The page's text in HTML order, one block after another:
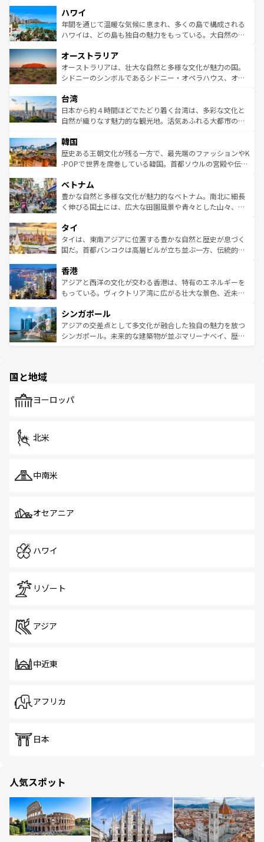
ば市内交通費無料で観光を楽しむこともできる。 なお、新
着のスイス情報はコンテンツ一覧 を参照してほしい。
のような巨大都市は、観光、ショッピング、エンターテイ
ンメントが詰まった刺激的なスポットだ。一方、アメリカ
西部には大自然が広がり、グランドキャニオンやイエロー
部のニューオーリンズでは、音楽と美食が融合した独特の
文化が魅力。旅行者はアメリカの各地域で異なる魅力を楽
しみながら、その多様性と豊かな歴史を感じることができ
ならではの贅沢な旅のスタイルだ。 なお、新着のアメリカ
情報はコンテンツ一覧を参照してほしい。
ハワイ
年間を通じて温暖な気候に恵まれ、多くの島で構成される
ハワイは、どの島も独自の魅力をもっている。大自然の神
ワイ島は見逃せない。また、定番の観光地といえばオアフ
島だが、静かな自然を求めるならマウイ島やカウアイ島が
おすすめ。エメラルドグリーンに輝く海をはじめ、豊かな
れるおもてなしの心で訪れる人々を迎えてくれるハワイの
人々、おいしいローカルフードやハワイアンミュージッ
ク、伝統的なフラダンスなど、すべてがハワイの魅力を彩
ワイを、存分に味わってほしい。 なお、新着のハワイ情報
はコンテンツ一覧を参照してほしい。
オーストラリア
オーストラリアは、壮大な自然と多様な文化が魅力の国。
シドニーのシンボルであるシドニー・オペラハウス、オー
リアリーフや大陸中央部にそびえるウルル（エアーズロッ
ク）、タスマニアの美しい原生林やケアンズの熱帯雨林な
ど、見どころがたくさん。また、カフェやワイン、オージ
いる。アクティビティも充実しており、サーフィンやダイ
ビング、ハイキングなど、アウトドア好きにはたまらな
い。オーストラリアの多彩な魅力を存分に味わいつくそ
参照してほしい。
台湾
日本から約４時間ほどでたどり着く台湾は、多彩な文化と
自然が織りなす魅力的な観光地。活気あふれる大都市の台
ン）、静ひつな山岳地帯である台湾東部など、都市の喧騒
と山間の静けさが共存しており、訪れる人に新しい発見と
驚きをもたらしてくれる。また、奥深い台湾の食文化も魅
容にもいいと評判のスイーツなど、バラエティ豊かな料理
が味わえる。 なお、新着の台湾情報は コンテンツ一覧を参
照してほしい。
韓国
歴史ある王朝文化が残る一方で、最先端のファッションやK
-POPで世界を席巻している韓国。首都ソウルの宮殿や伝統
き、地方に足を延ばせば四季折々の自然美を楽しむことが
できる。そして、キムチや焼肉、絶品のストリートフード
まで、さまざまな韓国料理が待っている。夜には、韓国な
リティに包まれながら、韓国の多彩な魅力を心ゆくまで味
わってみてほしい。 なお、新着の韓国情報はコンテンツ一
覧を参照してほしい。
ベトナム
豊かな自然と多様な文化が魅力的なベトナム。南北に細長
く伸びる国土には、広大な田園風景や青々とした山々、世
急速な発展と共に伝統が息づく。ハノイの古い町並みやホ
ーチミン市のフランス統治時代の建物も、独特の雰囲気を
醸し出している。また、バラエティの豊かさとおいしさで
とつ。フォーやバインミー、ベトナムコーヒーなどは、ぜ
ひ現地で味わいたい。どの地域を訪れてもあたたかい人々
が旅行者を迎えてくれるので、きっと忘れられない旅にな
参照してほしい。
タイ
タイは、東南アジアに位置する豊かな自然と歴史が息づく
国だ。首都バンコクは高層ビルが立ち並ぶ一方、伝統的な
の活気が交差している。北部ではチェンマイなどの山岳地
帯で自然と触れ合い、南部ではプーケットやクラビの美し
いビーチでリゾート気分を楽しむことができる。タイ料理
激する。気候は一年中温暖で、どの季節にも異なる楽しみ
が待っている。親しみやすいタイの人々、仏教を中心とし
た文化、そして多様な観光資源が、訪れる旅人を魅了し続
香港
アジアと西洋の文化が交わる香港は、特有のエネルギーを
もっている。ヴィクトリア湾に広がる壮大な景色、近未来
み、どこを訪れても感動するはず。観光スポットが密集し
ており、効率よく見どころを回れるのも魅力。息をのむよ
うな絶景から文化的な体験まで、香港を存分に楽しみ尽く
シンガポール
アジアの交差点として多文化が融合した独自の魅力を放つ
シンガポール。未来的な建築物が並ぶマリーナベイ、歴史
で、ホーカーズは地元の風情を楽しめる外せないスポット
国と地域
ヨーロッパ
北米
中南米
オセアニア
ハワイ
リゾート
アジア
中近東
アフリカ
日本
人気スポット